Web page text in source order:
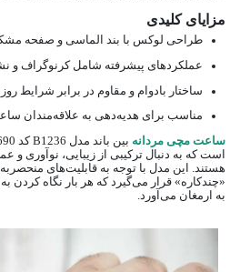
مزایای کلیدی
طراحی لوکس با بند الماسی و صفحه
عملکردهای پیشرفته شامل کرنوگراف و
ساختار بادوام و مقاوم در برابر شرایط
مناسب برای هدیه‌دهی به علاقه‌مندان
ساعت مچی مردانه
است که به دنبال ترکیبی از زیبایی، نوآوری
هستند. این مدل با توجه به قابلیت‌های
«چندکاره» قرار می‌گیرد که هر بار نگاه کردن
به ارمغان می‌آورد.